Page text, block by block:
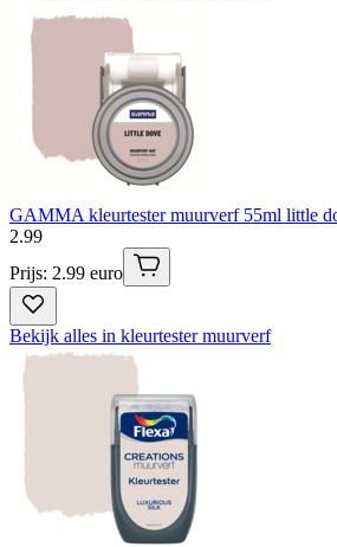
GAMMA kleurtester muurverf 55ml little
2.99
Prijs: 2.99 euro
Bekijk alles in kleurtester muurverf